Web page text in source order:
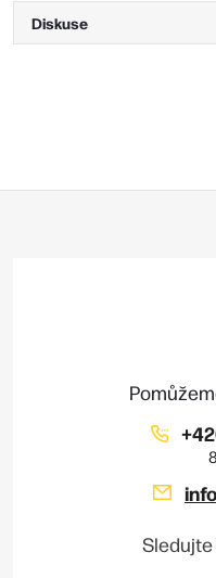
Diskuse
info
Sledujte